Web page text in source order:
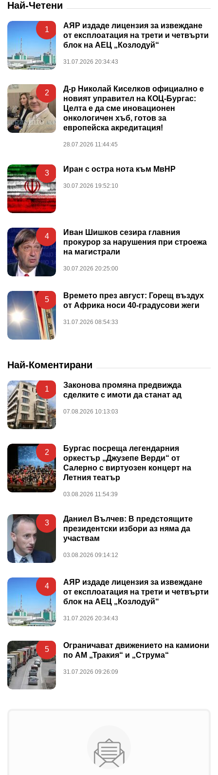
Най-Четени
1
АЯР издаде лицензия за извеждане
от експлоатация на трети и четвърти
блок на АЕЦ „Козлодуй“
31.07.2026 20:34:43
2
Д-р Николай Киселков официално е
новият управител на КОЦ-Бургас:
Целта е да сме иновационен
онкологичен хъб, готов за
европейска акредитация!
28.07.2026 11:44:45
3 Иран с остра нота към МвНР
30.07.2026 19:52:10
4
Иван Шишков сезира главния
прокурор за нарушения при строежа
на магистрали
30.07.2026 20:25:00
5
Времето през август: Горещ въздух
от Африка носи 40-градусови жеги
31.07.2026 08:54:33
Най-Коментирани
1
Законова промяна предвижда
сделките с имоти да станат ад
07.08.2026 10:13:03
2
Бургас посреща легендарния
оркестър „Джузепе Верди“ от
Салерно с виртуозен концерт на
Летния театър
03.08.2026 11:54:39
3
Даниел Вълчев: В предстоящите
президентски избори аз няма да
участвам
03.08.2026 09:14:12
4
АЯР издаде лицензия за извеждане
от експлоатация на трети и четвърти
блок на АЕЦ „Козлодуй“
31.07.2026 20:34:43
5
Ограничават движението на камиони
по АМ „Тракия“ и „Струма“
31.07.2026 09:26:09